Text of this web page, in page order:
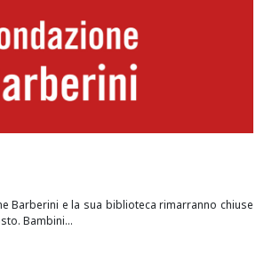
Barberini e la sua biblioteca rimarranno chiuse
Bambini...